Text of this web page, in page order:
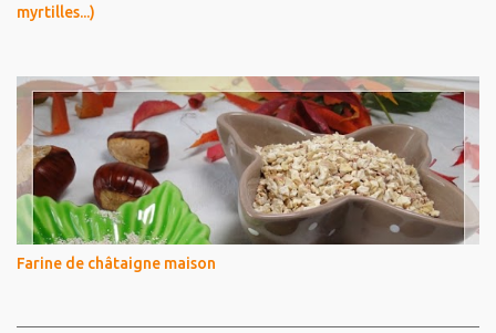
myrtilles...)
Farine de châtaigne maison